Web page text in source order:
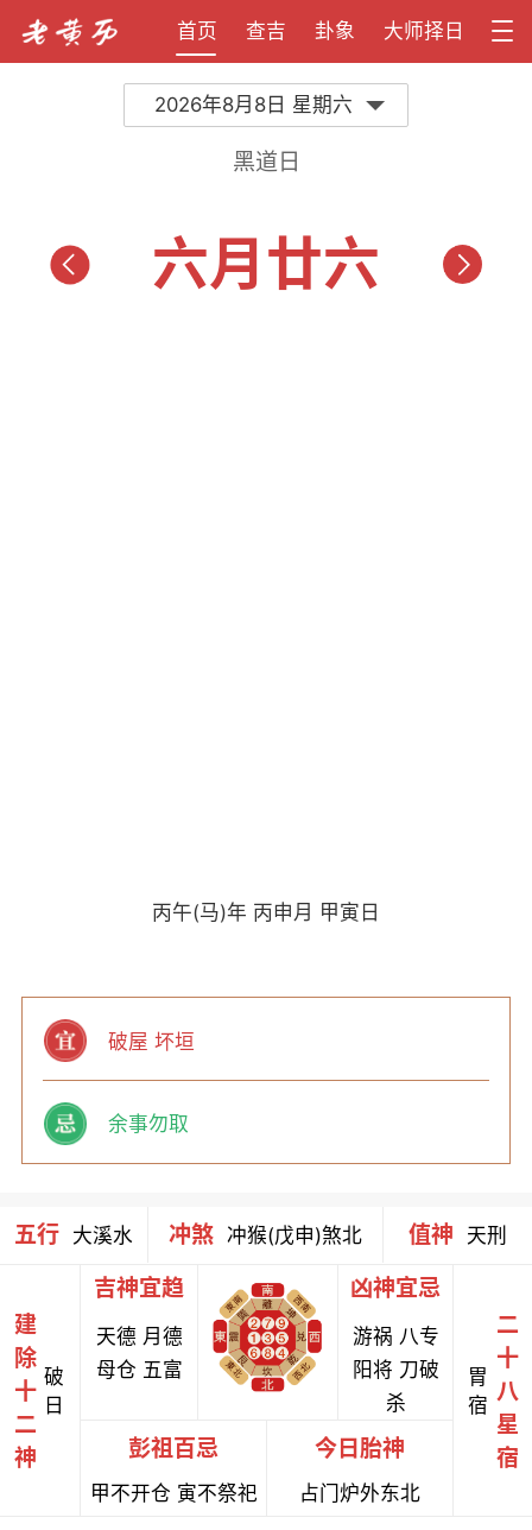
首页 查吉 卦象 大师择日
2026年8月8日 星期六
黑道日
六月廿六
丙午(马)年 丙申月 甲寅日
破屋 坏垣
余事勿取
五行 大溪水 冲煞 冲猴(戊申)煞北 值神 天刑
建
除
十
二
神
破
日
吉神宜趋
天德 月德
母仓 五富
凶神宜忌
游祸 八专
阳将 刀破
杀
彭祖百忌
甲不开仓 寅不祭祀
今日胎神
占门炉外东北
胃
宿
二
十
八
星
宿